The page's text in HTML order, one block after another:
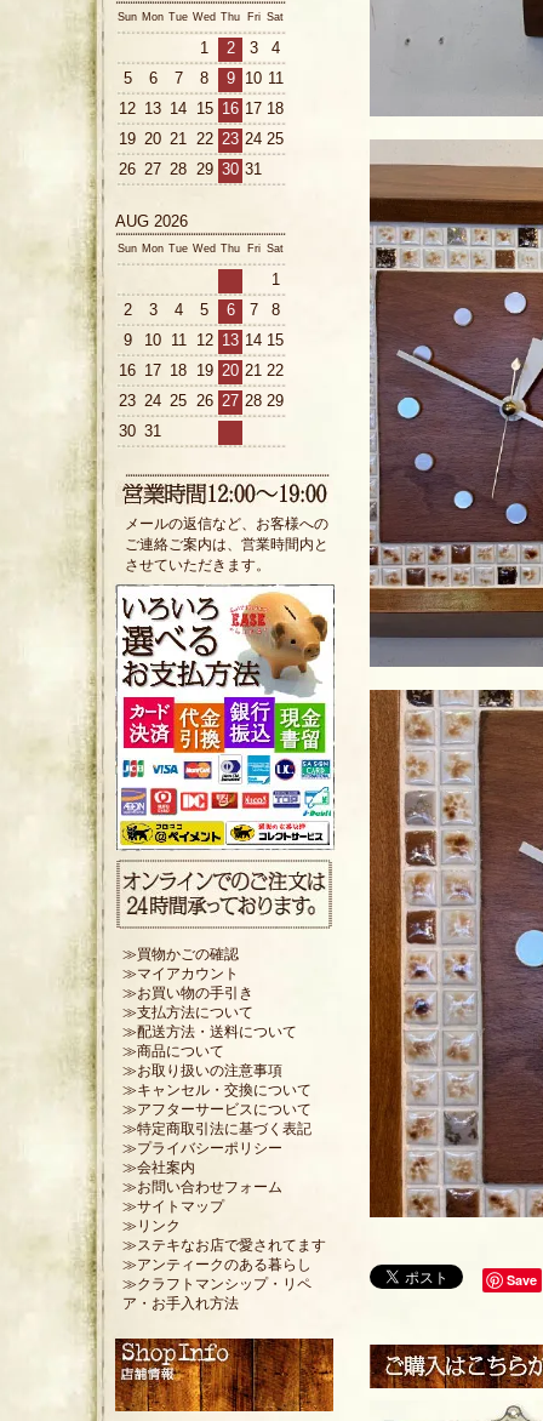
Save
Sun Mon Tue Wed Thu Fri Sat
1 2 3
4
5
6 7 8 9 10 11
12 13 14 15 16 17 18
19 20 21 22 23 24 25
26 27 28 29 30 31
AUG 2026
Sun Mon Tue Wed Thu Fri Sat
1
2
3 4 5 6 7
8
9
10 11 12 13 14 15
16 17 18 19 20 21 22
23 24 25 26 27 28 29
30 31
メールの返信など、お客様への
ご連絡ご案内は、営業時間内と
させていただきます。
≫買物かごの確認
≫マイアカウント
≫お買い物の手引き
≫支払方法について
≫配送方法・送料について
≫商品について
≫お取り扱いの注意事項
≫キャンセル・交換について
≫アフターサービスについて
≫特定商取引法に基づく表記
≫プライバシーポリシー
≫会社案内
≫お問い合わせフォーム
≫サイトマップ
≫リンク
≫ステキなお店で愛されてます
≫アンティークのある暮らし
≫クラフトマンシップ・リペ
ア・お手入れ方法